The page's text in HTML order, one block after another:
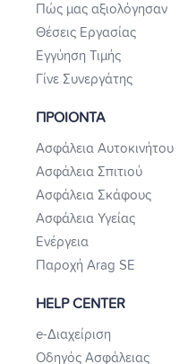
Πώς μας αξιολόγησαν
Θέσεις Εργασίας
Εγγύηση Τιμής
Γίνε Συνεργάτης
ΠΡΟΙΟΝΤΑ
Ασφάλεια Αυτοκινήτου
Ασφάλεια Σπιτιού
Ασφάλεια Σκάφους
Ασφάλεια Υγείας
Ενέργεια
Παροχή Arag SE
HELP CENTER
e-Διαχείριση
Οδηγός Ασφάλειας